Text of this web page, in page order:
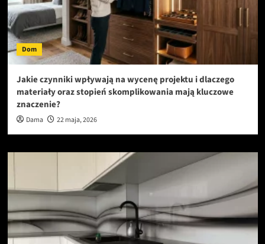
Dom
Jakie czynniki wpływają na wycenę projektu i dlaczego
materiały oraz stopień skomplikowania mają kluczowe
znaczenie?
Dama 22 maja, 2026